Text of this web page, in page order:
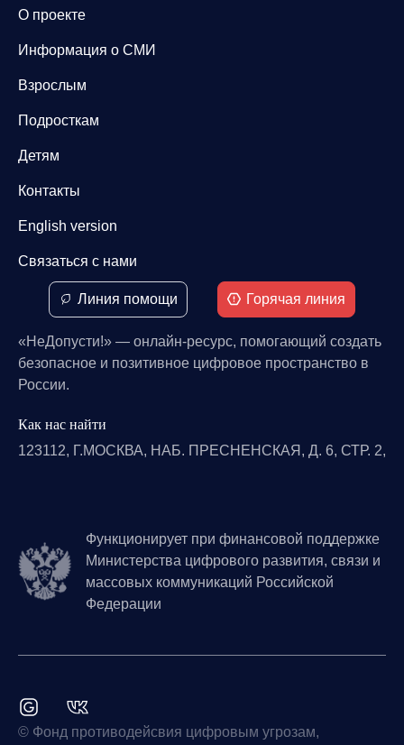
О проекте
Информация о СМИ
Взрослым
Подросткам
Детям
Контакты
English version
Связаться с нами
Линия помощи Горячая линия
«НеДопусти!» — онлайн-ресурс, помогающий создать
безопасное и позитивное цифровое пространство в
России.
Как нас найти
123112, Г.МОСКВА, НАБ. ПРЕСНЕНСКАЯ, Д. 6, СТР. 2,
Функционирует при финансовой поддержке
Министерства цифрового развития, связи и
массовых коммуникаций Российской
Федерации
© Фонд противодейсвия цифровым угрозам,